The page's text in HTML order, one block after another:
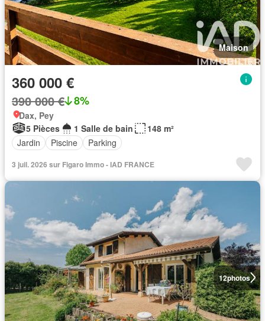
Maison
360 000 €
390 000 € 8%
Dax, Pey
5 Pièces
1 Salle de bain
148 m²
Jardin
Piscine Parking
3 juil. 2026 sur Figaro Immo - IAD FRANCE
12photos